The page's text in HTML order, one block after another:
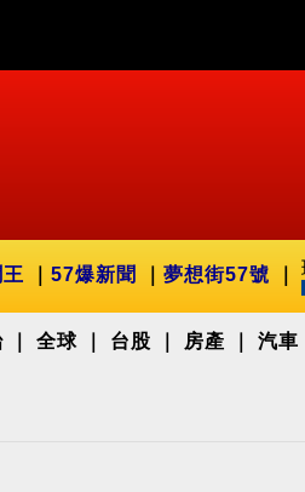
57爆新聞 夢想街57號
全球 台股 房產 汽車